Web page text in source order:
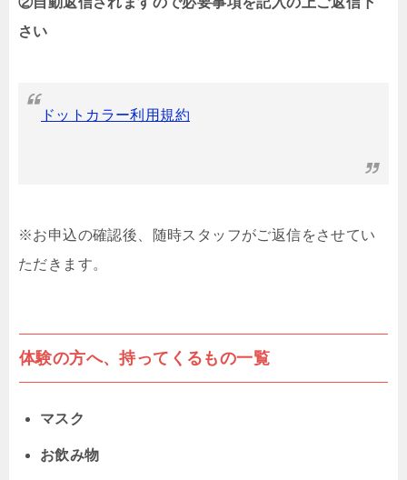
さい
ドットカラー利用規約
※お申込の確認後、随時スタッフがご返信をさせてい
ただきます。
体験の方へ、持ってくるもの一覧
マスク
お飲み物